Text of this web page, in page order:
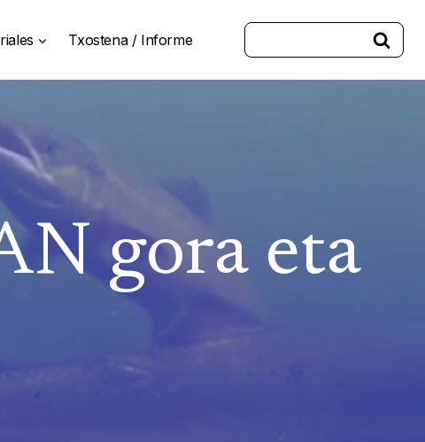
Txostena / Informe Buscar:
gora eta